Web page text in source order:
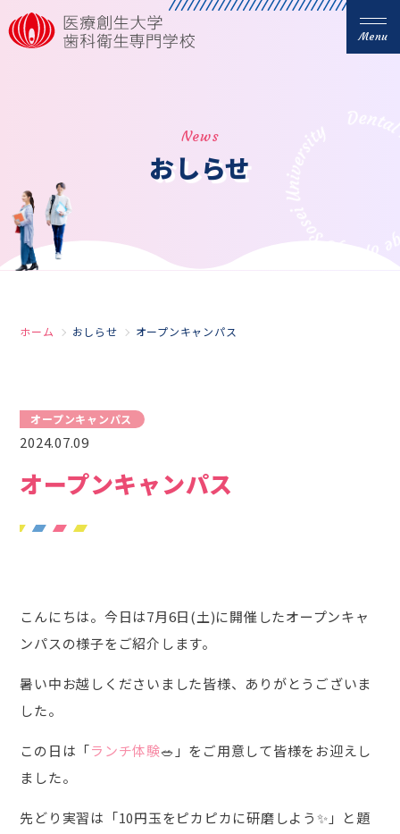
Menu
News
おしらせ
ホーム おしらせ オープンキャンパス
オープンキャンパス
2024.07.09
オープンキャンパス
こんにちは。今日は7月6日(土)に開催したオープンキャ
ンパスの様子をご紹介します。
暑い中お越しくださいました皆様、ありがとうございま
した。
この日は「ランチ体験🥗」をご用意して皆様をお迎えし
ました。
先どり実習は「10円玉をピカピカに研磨しよう✨」と題